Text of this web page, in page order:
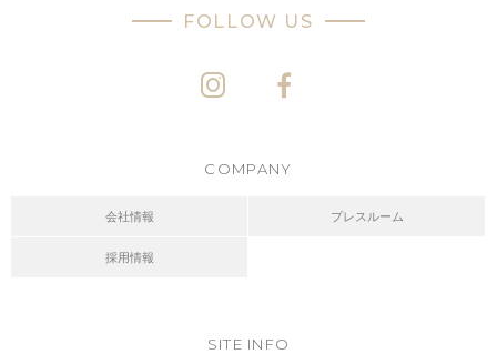
FOLLOW US
COMPANY
会社情報 プレスルーム
採用情報
SITE INFO